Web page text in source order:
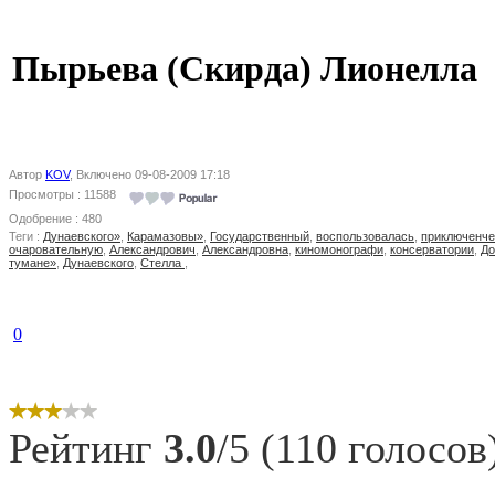
Пырьева (Скирда) Лионелла
Автор KOV, Включено 09-08-2009 17:18
Просмотры : 11588
Одобрение : 480
Теги : Дунаевского» Карамазовы» Государственный воспользовалась
очаровательную Александрович Александровна киномонографи консерватории
тумане» Дунаевского Стелла
0
Рейтинг 3.0/5 (110